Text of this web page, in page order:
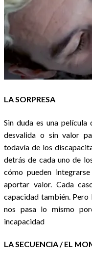
LA SORPRESA
Sin duda es una
desvalida o sin valor
todavía de los
detrás de cada uno de
cómo pueden
aportar valor. Cada
capacidad también.
nos pasa lo mismo
incapacidad
LA SECUENCIA / EL